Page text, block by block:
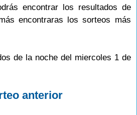
encontrar los resultados de
encontraras los sorteos más
de la noche del miercoles 1 de
anterior